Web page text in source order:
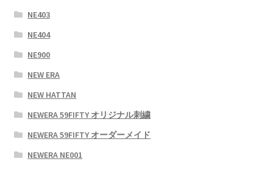
NE403
NE404
NE900
NEW ERA
NEW HATTAN
NEWERA 59FIFTY オリジナル刺繍
NEWERA 59FIFTY オーダーメイド
NEWERA NE001